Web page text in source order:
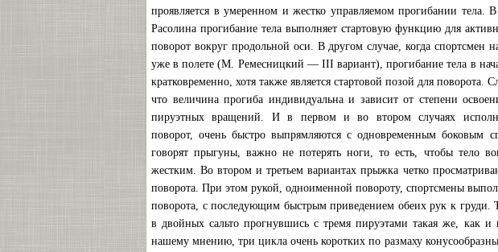
проявляется в умеренном и жестко управляемом прогибании тела.
Расолина прогибание тела выполняет стартовую функцию для
поворот вокруг продольной оси. В другом случае, когда спортсмен
уже в полете (М. Ремесницкий — III вариант), прогибание тела в
кратковременно, хотя также является стартовой позой для поворота.
что величина прогиба индивидуальна и зависит от степени
пируэтных вращений. И в первом и во втором случаях
поворот, очень быстро выпрямляются с одновременным боковым
говорят прыгуны, важно не потерять ноги, то есть, чтобы тело
жестким. Во втором и третьем вариантах прыжка четко
поворота. При этом рукой, одноименной повороту, спортсмены
поворота, с последующим быстрым приведением обеих рук к груди.
в двойных сальто прогнувшись с тремя пируэтами такая же, как
нашему мнению, три цикла очень коротких по размаху